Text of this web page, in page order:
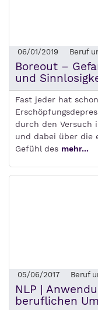
06/01/2019 Beruf
Boreout –
und
Fast jeder hat
durch den Versuch
und dabei über die
Gefühl des mehr...
05/06/2017 Beruf
NLP |
beruflichen